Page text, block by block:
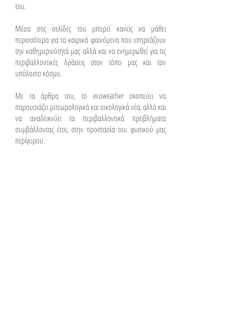
του.
Μέσα στις σελίδες του μπορεί κανείς να μάθει
περισσότερα για τα καιρικά φαινόμενα που επηρεάζουν
την καθημερινότητά μας αλλά και να ενημερωθεί για τις
περιβαλλοντικές δράσεις στον τόπο μας και τον
υπόλοιπο κόσμο.
Με τα άρθρα του, το ecoweather σκοπεύει να
παρουσιάζει μετεωρολογικά και οικολογικά νέα, αλλά και
να αναδεικνύει τα περιβαλλοντικά προβλήματα
συμβάλλοντας έτσι, στην προστασία του φυσικού μας
περίγυρου.